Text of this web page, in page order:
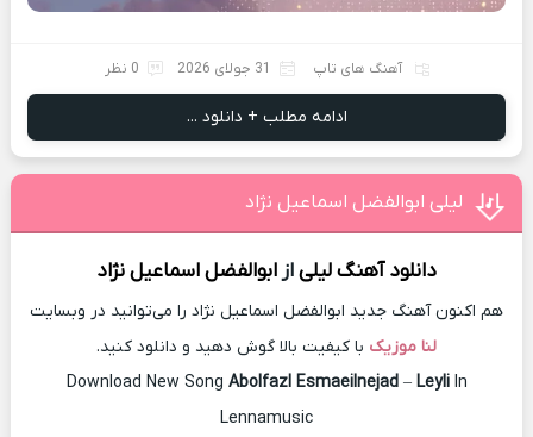
آهنگ های تاپ 31 جولای 2026 0 نظر
ادامه مطلب + دانلود ...
لیلی ابوالفضل اسماعیل نژاد
دانلود آهنگلیلیازابوالفضل اسماعیل نژاد
هم اکنون آهنگ جدید ابوالفضل اسماعیل نژاد را می‌توانید در وبسایت
لنا موزیک با کیفیت بالا گوش دهید و دانلود کنید.
Download New Song Abolfazl Esmaeilnejad– LeyliIn
Lennamusic